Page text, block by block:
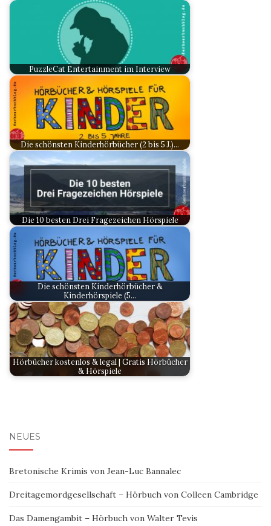
PuzzleCat Entertainment im Interview
Die schönsten Kinderhörbücher (2 bis 5 J.)…
Die 10 besten Drei Fragezeichen Hörspiele
Die schönsten Kinderhörbücher &
Kinderhörspiele (5…
Hörbücher kostenlos & legal | Gratis Hörbücher
& Hörspiele
NEUES
Bretonische Krimis von Jean-Luc Bannalec
Dreitagemordgesellschaft – Hörbuch von Colleen Cambridge
Das Damengambit – Hörbuch von Walter Tevis